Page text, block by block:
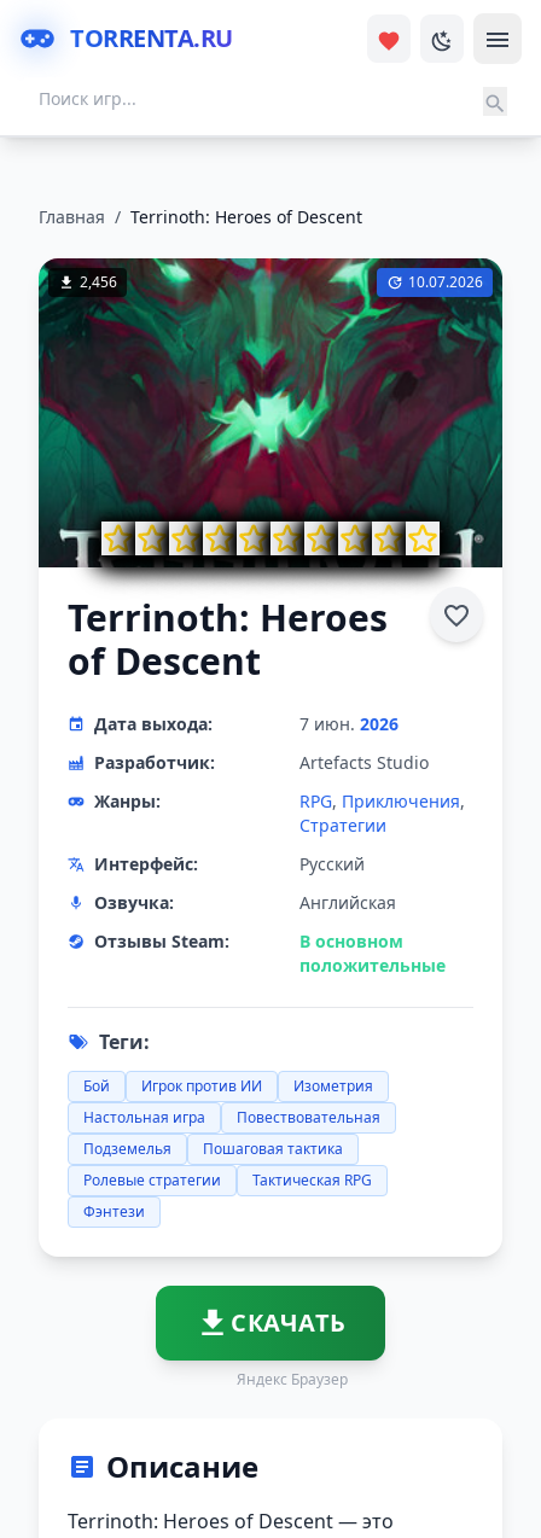
TORRENTA.RU
Главная / Terrinoth: Heroes of Descent
2,456 10.07.2026
Terrinoth: Heroes
of Descent
Дата выхода: 7 июн. 2026
Разработчик:
Artefacts Studio
Жанры:
RPG, Приключения,
Стратегии
Интерфейс:
Русский
Озвучка:
Английская
Отзывы Steam:
В основном
положительные
Теги:
Бой Игрок против ИИ
Изометрия
Настольная игра
Повествовательная
Подземелья
Пошаговая тактика
Ролевые стратегии
Тактическая RPG
Фэнтези
СКАЧАТЬ
Яндекс Браузер
Описание
Terrinoth: Heroes of Descent — это